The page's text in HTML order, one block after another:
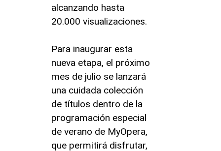
alcanzando hasta
20.000 visualizaciones.
Para inaugurar esta
nueva etapa, el próximo
mes de julio se lanzará
una cuidada colección
de títulos dentro de la
programación especial
de verano de MyOpera,
que permitirá disfrutar,